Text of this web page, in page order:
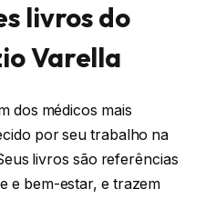
livros do
Varella
dos médicos mais
por seu trabalho na
livros são referências
e bem-estar, e trazem